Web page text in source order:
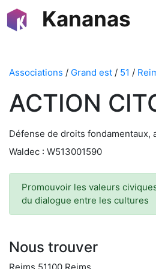
Kananas
Associations / Grand est / 51 /
ACTION
Défense de droits
Waldec : W513001590
Promouvoir les valeurs
du dialogue entre les cultures
Nous trouver